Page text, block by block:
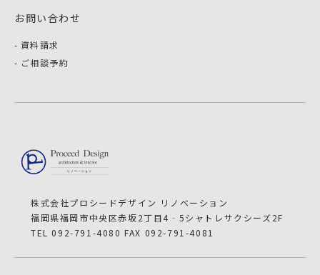
お問い合わせ
資料請求
ご相談予約
株式会社プロシードデザイン リノベーション
福岡県福岡市中央区赤坂2丁目4‐5シャトレサクシーズ2F
TEL 092-791-4080 FAX 092-791-4081